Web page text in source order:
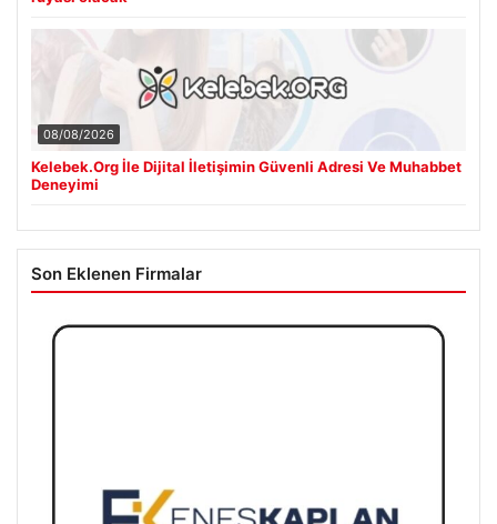
Kelebek.Org İle Dijital İletişimin Güvenli Adresi Ve Muhabbet
Son Eklenen Firmalar